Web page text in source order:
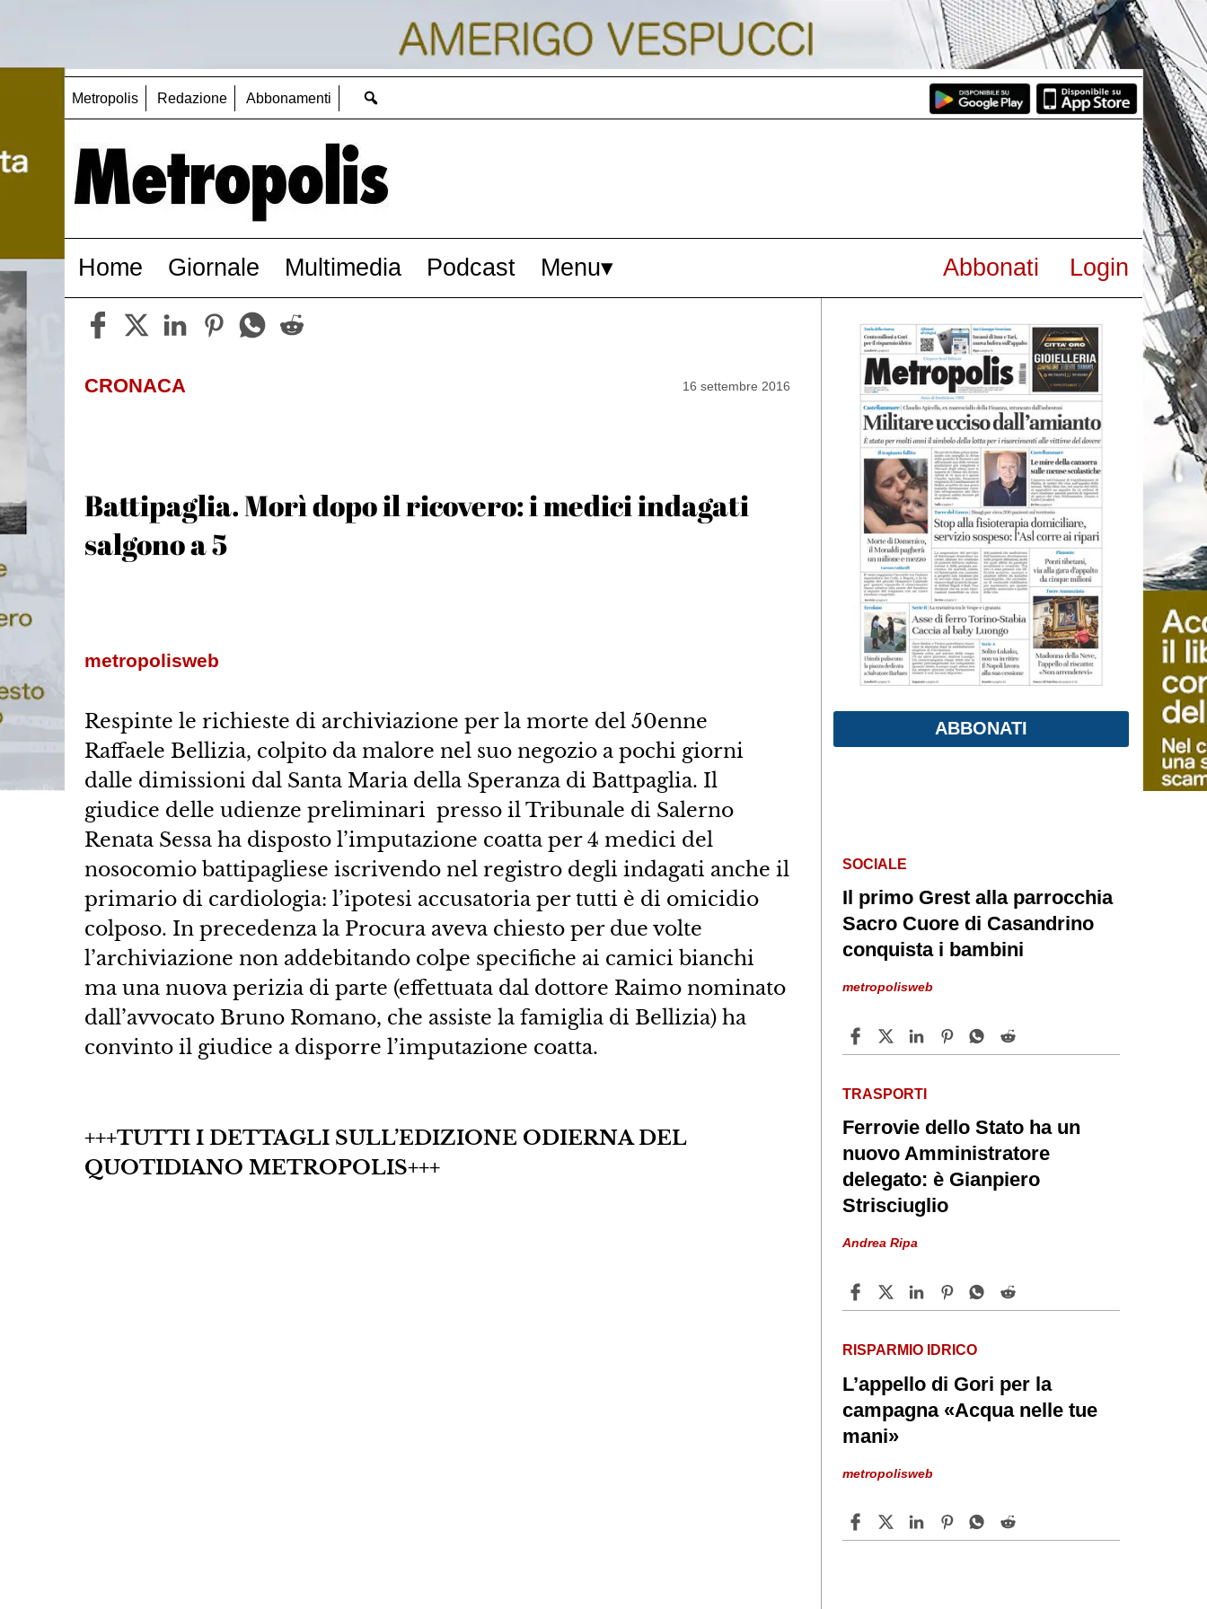
Metropolis Redazione Abbonamenti
Home Giornale Multimedia Podcast Menu Abbonati Login
CRONACA 16 settembre 2016
Battipaglia. Morì dopo il ricovero: i medici indagati
salgono a 5
metropolisweb
Respinte le richieste di archiviazione per la morte del 50enne
Raffaele Bellizia, colpito da malore nel suo negozio a pochi giorni
dalle dimissioni dal Santa Maria della Speranza di Battpaglia. Il
giudice delle udienze preliminari presso il Tribunale di Salerno
Renata Sessa ha disposto l’imputazione coatta per 4 medici del
nosocomio battipagliese iscrivendo nel registro degli indagati anche il
primario di cardiologia: l’ipotesi accusatoria per tutti è di omicidio
colposo. In precedenza la Procura aveva chiesto per due volte
l’archiviazione non addebitando colpe specifiche ai camici bianchi
ma una nuova perizia di parte (effettuata dal dottore Raimo nominato
dall’avvocato Bruno Romano, che assiste la famiglia di Bellizia) ha
convinto il giudice a disporre l’imputazione coatta.
+++TUTTI I DETTAGLI SULL’EDIZIONE ODIERNA DEL
QUOTIDIANO METROPOLIS+++
ABBONATI
SOCIALE
Il primo Grest alla parrocchia
Sacro Cuore di Casandrino
conquista i bambini
metropolisweb
TRASPORTI
Ferrovie dello Stato ha un
nuovo Amministratore
delegato: è Gianpiero
Strisciuglio
Andrea Ripa
RISPARMIO IDRICO
L’appello di Gori per la
campagna «Acqua nelle tue
mani»
metropolisweb